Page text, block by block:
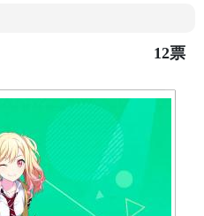
12票